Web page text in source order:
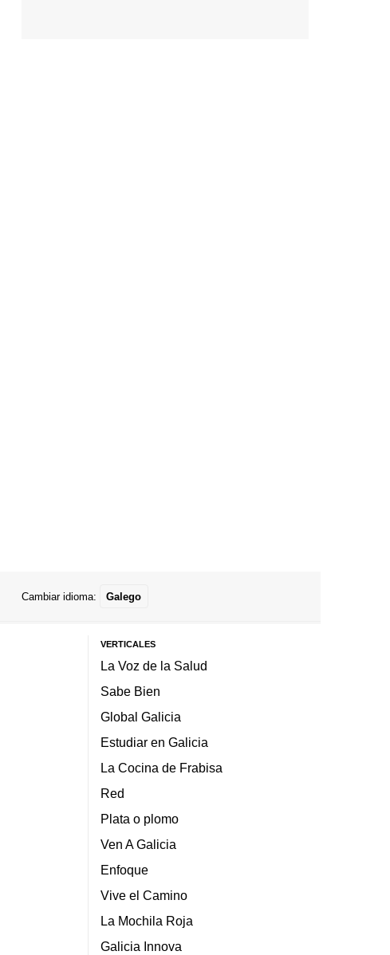
Cambiar idioma: Galego
VERTICALES
La Voz de la Salud
Sabe Bien
Global Galicia
Estudiar en Galicia
La Cocina de Frabisa
Red
Plata o plomo
Ven A Galicia
Enfoque
Vive el Camino
La Mochila Roja
Galicia Innova